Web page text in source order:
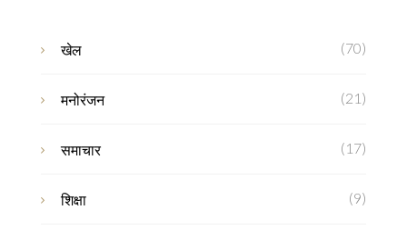
खेल (70)
मनोरंजन (21)
समाचार (17)
शिक्षा (9)